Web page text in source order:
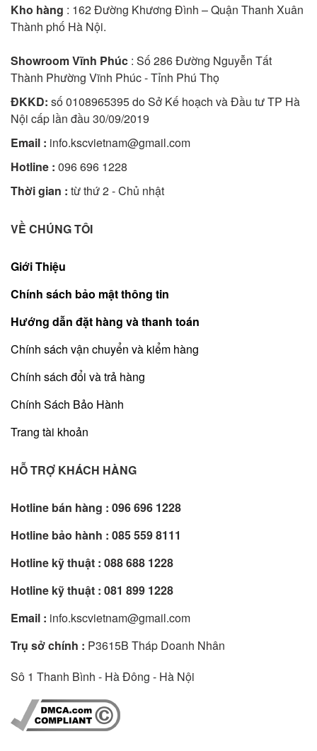
Kho hàng : 162 Đường Khương Đình – Quận Thanh Xuân
Thành phố Hà Nội.
Showroom Vĩnh Phúc : Số 286 Đường Nguyễn Tất
Thành Phường Vĩnh Phúc - Tỉnh Phú Thọ
ĐKKD: số 0108965395 do Sở Kế hoạch và Đầu tư TP Hà
Nội cấp lần đầu 30/09/2019
Email : info.kscvietnam@gmail.com
Hotline : 096 696 1228
Thời gian : từ thứ 2 - Chủ nhật
VỀ CHÚNG TÔI
Giới Thiệu
Chính sách bảo mật thông tin
Hướng dẫn đặt hàng và thanh toán
Chính sách vận chuyển và kiểm hàng
Chính sách đổi và trả hàng
Chính Sách Bảo Hành
Trang tài khoản
HỖ TRỢ KHÁCH HÀNG
Hotline bán hàng : 096 696 1228
Hotline bảo hành : 085 559 8111
Hotline kỹ thuật : 088 688 1228
Hotline kỹ thuật : 081 899 1228
Email : info.kscvietnam@gmail.com
Trụ sở chính : P3615B Tháp Doanh Nhân
Sô 1 Thanh Bình - Hà Đông - Hà Nội